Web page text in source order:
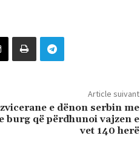
Article suivant
e dënon serbin me
burg që përdhunoi vajzen e
vet 140 herë